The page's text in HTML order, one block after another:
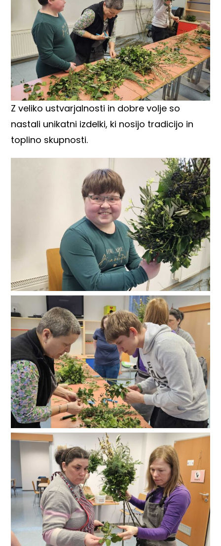
Z veliko ustvarjalnosti in dobre volje so
nastali unikatni izdelki, ki nosijo tradicijo in
toplino skupnosti.